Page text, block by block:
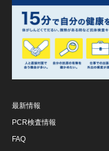
最新情報
PCR検査情報
FAQ